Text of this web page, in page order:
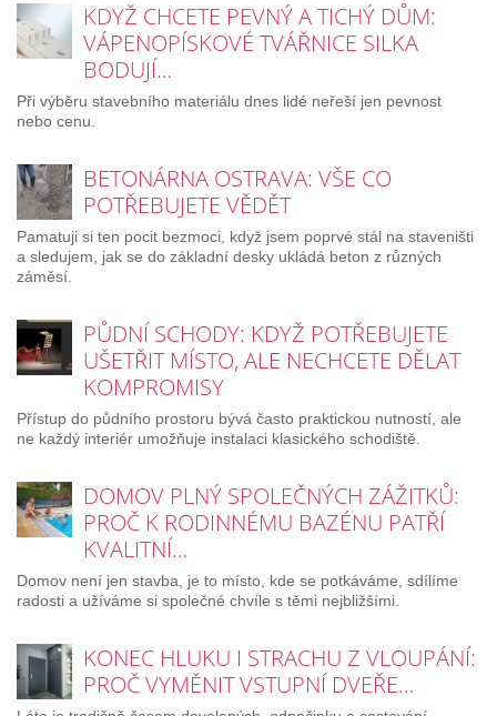
KDYŽ CHCETE PEVNÝ A TICHÝ DŮM:
VÁPENOPÍSKOVÉ TVÁŘNICE SILKA
BODUJÍ…
Při výběru stavebního materiálu dnes lidé neřeší jen pevnost
nebo cenu.
BETONÁRNA OSTRAVA: VŠE CO
POTŘEBUJETE VĚDĚT
Pamatuji si ten pocit bezmoci, když jsem poprvé stál na staveništi
a sledujem, jak se do základní desky ukládá beton z různých
záměsí.
PŮDNÍ SCHODY: KDYŽ POTŘEBUJETE
UŠETŘIT MÍSTO, ALE NECHCETE DĚLAT
KOMPROMISY
Přístup do půdního prostoru bývá často praktickou nutností, ale
ne každý interiér umožňuje instalaci klasického schodiště.
DOMOV PLNÝ SPOLEČNÝCH ZÁŽITKŮ:
PROČ K RODINNÉMU BAZÉNU PATŘÍ
KVALITNÍ…
Domov není jen stavba, je to místo, kde se potkáváme, sdílíme
radosti a užíváme si společné chvíle s těmi nejbližšími.
KONEC HLUKU I STRACHU Z VLOUPÁNÍ:
PROČ VYMĚNIT VSTUPNÍ DVEŘE…